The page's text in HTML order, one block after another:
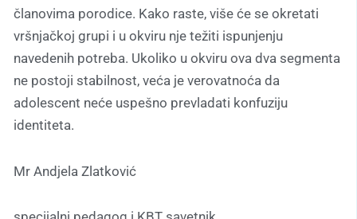
članovima porodice. Kako raste, više će se okretati
vršnjačkoj grupi i u okviru nje težiti ispunjenju
navedenih potreba. Ukoliko u okviru ova dva segmenta
ne postoji stabilnost, veća je verovatnoća da
adolescent neće uspešno prevladati konfuziju
identiteta.
Mr Andjela Zlatković